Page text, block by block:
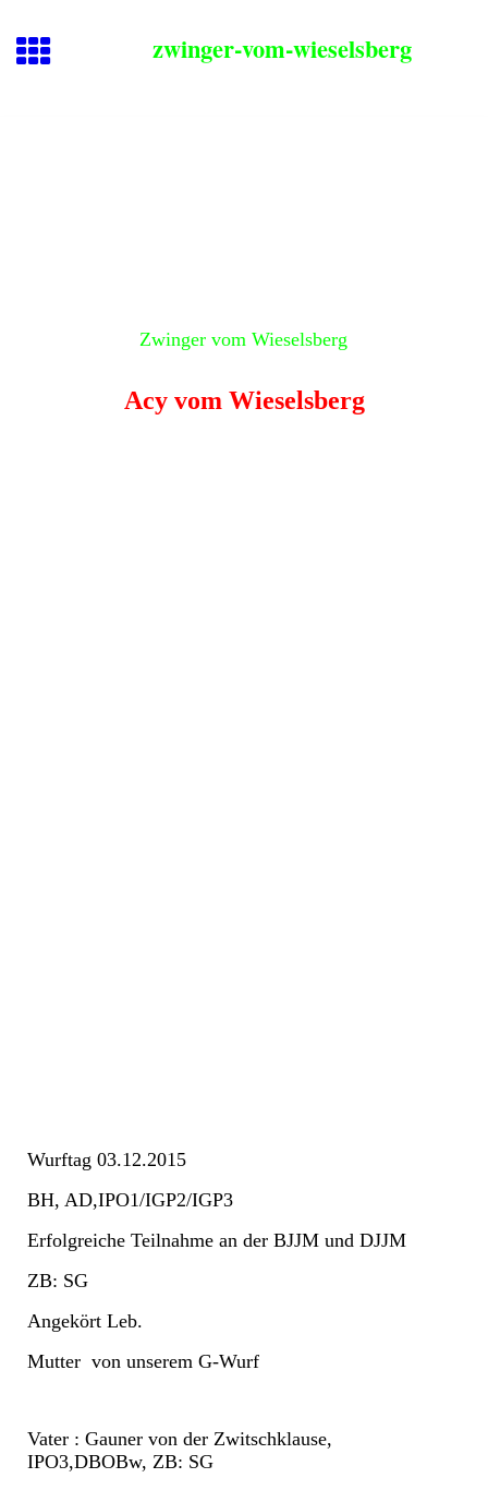
zwinger-vom-wieselsberg
Zwinger vom Wieselsberg
Acy vom Wieselsberg
Wurftag 03.12.2015
BH, AD,IPO1/IGP2/IGP3
Erfolgreiche Teilnahme an der BJJM und DJJM
ZB: SG
Angekört Leb.
Mutter von unserem G-Wurf
Vater : Gauner von der Zwitschklause,
IPO3,DBOBw, ZB: SG